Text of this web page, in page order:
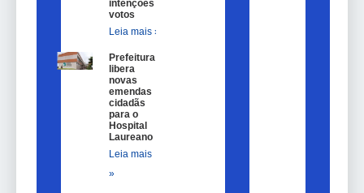
intenções de
votos
Leia mais »
Prefeitura
libera
novas
emendas
cidadãs
para o
Hospital
Laureano
Leia mais
»